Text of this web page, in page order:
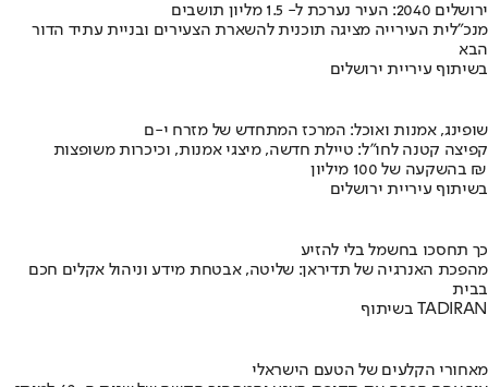
ירושלים 2040: העיר נערכת ל- 1.5 מליון תושבים
מנכ"לית העירייה מציגה תוכנית להשארת הצעירים ובניית עתיד הדור
הבא
בשיתוף עיריית ירושלים
שופינג, אמנות ואוכל: המרכז המתחדש של מזרח י-ם
קפיצה קטנה לחו"ל: טיילת חדשה, מיצגי אמנות, וכיכרות משופצות
בהשקעה של 100 מיליון ₪
בשיתוף עיריית ירושלים
כך תחסכו בחשמל בלי להזיע
מהפכת האנרגיה של תדיראן: שליטה, אבטחת מידע וניהול אקלים חכם
בבית
בשיתוף TADIRAN
מאחורי הקלעים של הטעם הישראלי